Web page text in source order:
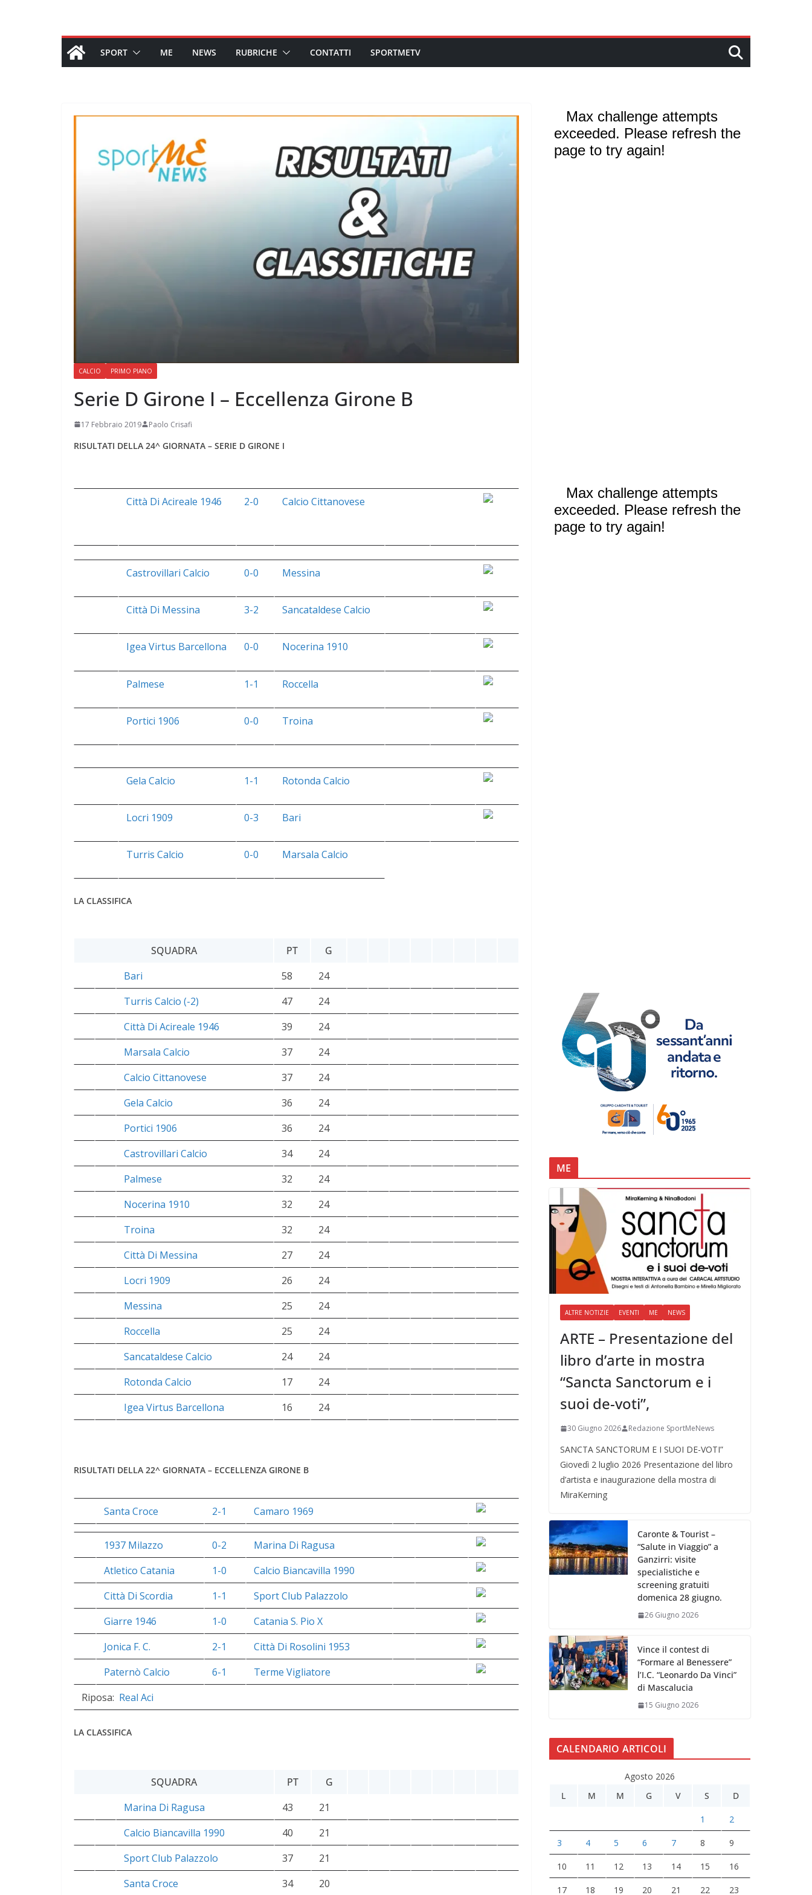
SPORT ME NEWS RUBRICHE CONTATTI SPORTMETV
CALCIO PRIMO PIANO
Serie D Girone I – Eccellenza Girone B
17 Febbraio 2019 Paolo Crisafi
RISULTATI DELLA 24^ GIORNATA – SERIE D GIRONE I
Città Di Acireale 1946 2-0 Calcio Cittanovese
Castrovillari Calcio 0-0 Messina
Città Di Messina 3-2 Sancataldese Calcio
Igea Virtus Barcellona 0-0 Nocerina 1910
Palmese 1-1 Roccella
Portici 1906 0-0 Troina
Gela Calcio 1-1 Rotonda Calcio
Locri 1909 0-3 Bari
Turris Calcio 0-0 Marsala Calcio
LA CLASSIFICA
SQUADRA PT
G
Bari
58
24
Turris Calcio (-2)
47
24
Città Di Acireale 1946
39
24
Marsala Calcio
37
24
Calcio Cittanovese
37
24
Gela Calcio
36
24
Portici 1906
36
24
Castrovillari Calcio
34
24
Palmese
32
24
Nocerina 1910
32
24
Troina
32
24
Città Di Messina
27
24
Locri 1909
26
24
Messina
25
24
Roccella
25
24
Sancataldese Calcio
24
24
Rotonda Calcio
17
24
Igea Virtus Barcellona
16 24
RISULTATI DELLA 22^ GIORNATA – ECCELLENZA GIRONE B
Santa Croce 2-1 Camaro 1969
1937 Milazzo 0-2
Marina Di Ragusa
Atletico Catania
1-0
Calcio Biancavilla 1990
Città Di Scordia
1-1
Sport Club Palazzolo
Giarre 1946
1-0
Catania S. Pio X
Jonica F. C.
2-1
Città Di Rosolini 1953
Paternò Calcio
6-1
Terme Vigliatore
Riposa: Real Aci
LA CLASSIFICA
SQUADRA PT
G
Marina Di Ragusa
43
21
Calcio Biancavilla 1990
40
21
Sport Club Palazzolo
37
21
Santa Croce
34 20
ME
ALTRE NOTIZIE EVENTI ME NEWS
ARTE – Presentazione del
libro d’arte in mostra
“Sancta Sanctorum e i
suoi de-voti”,
30 Giugno 2026 Redazione SportMeNews
SANCTA SANCTORUM E I SUOI DE-VOTI”
Giovedì 2 luglio 2026 Presentazione del libro
d’artista e inaugurazione della mostra di
MiraKerning
Caronte & Tourist –
“Salute in Viaggio” a
Ganzirri: visite
specialistiche e
screening gratuiti
domenica 28 giugno.
26 Giugno 2026
Vince il contest di
“Formare al Benessere”
l’I.C. “Leonardo Da Vinci”
di Mascalucia
15 Giugno 2026
CALENDARIO ARTICOLI
Agosto 2026
L
M M G V S D
1 2
3 4 5 6 7 8 9
10 11 12 13 14 15 16
17 18 19 20 21 22 23